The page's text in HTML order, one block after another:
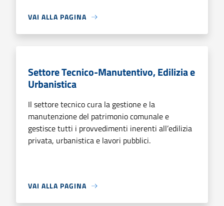
VAI ALLA PAGINA
Settore Tecnico-Manutentivo, Edilizia e
Urbanistica
Il settore tecnico cura la gestione e la
manutenzione del patrimonio comunale e
gestisce tutti i provvedimenti inerenti all’edilizia
privata, urbanistica e lavori pubblici.
VAI ALLA PAGINA